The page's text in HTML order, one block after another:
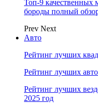
Топ-9 качественных
бороды полный
Prev Next
Авто
Рейтинг лучших
Рейтинг лучших
Рейтинг лучших
2025 год